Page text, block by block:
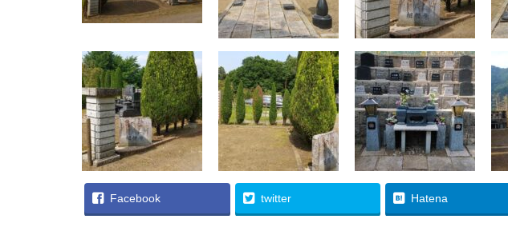
Facebook twitter Hatena